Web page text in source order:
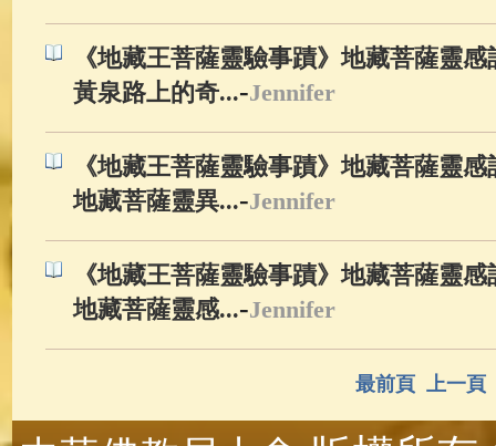
《地藏王菩薩靈驗事蹟》地藏菩薩靈
黃泉路上的奇...-Jennifer
《地藏王菩薩靈驗事蹟》地藏菩薩靈
地藏菩薩靈異...-Jennifer
《地藏王菩薩靈驗事蹟》地藏菩薩靈
地藏菩薩靈感...-Jennifer
最前頁 上一頁